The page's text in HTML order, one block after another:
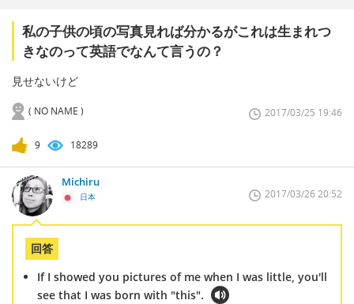
私の子供の頃の写真見れば分かるがこれは生まれつ
きなのって英語でなんて言うの？
見せないけど
( NO NAME ) 2017/03/25 19:46
9 18289
Michiru
日本 2017/03/26 20:52
回答
If I showed you pictures of me when I was little, you'll
see that I was born with "this".